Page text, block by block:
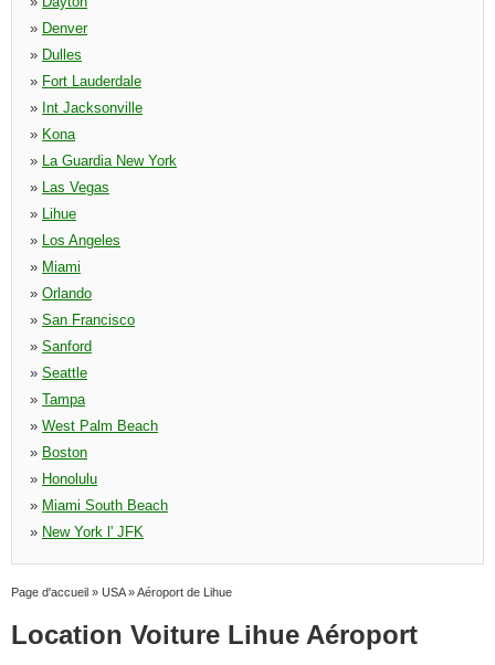
» Denver
» Dulles
» Fort Lauderdale
» Int Jacksonville
» Kona
» La Guardia New York
» Las Vegas
» Lihue
» Los Angeles
» Miami
» Orlando
» San Francisco
» Sanford
» Seattle
» Tampa
» West Palm Beach
» Boston
» Honolulu
» Miami South Beach
» New York l' JFK
Page d'accueil » USA»Aéroport de Lihue
Location Voiture Lihue Aéroport